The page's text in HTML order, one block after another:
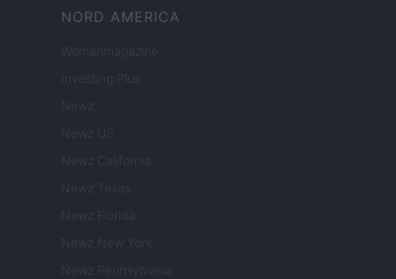
NORD AMERICA
Womanmagazine
Investing Plus
Newz
Newz US
Newz California
Newz Texas
Newz Florida
Newz New York
Newz Pennsylvania